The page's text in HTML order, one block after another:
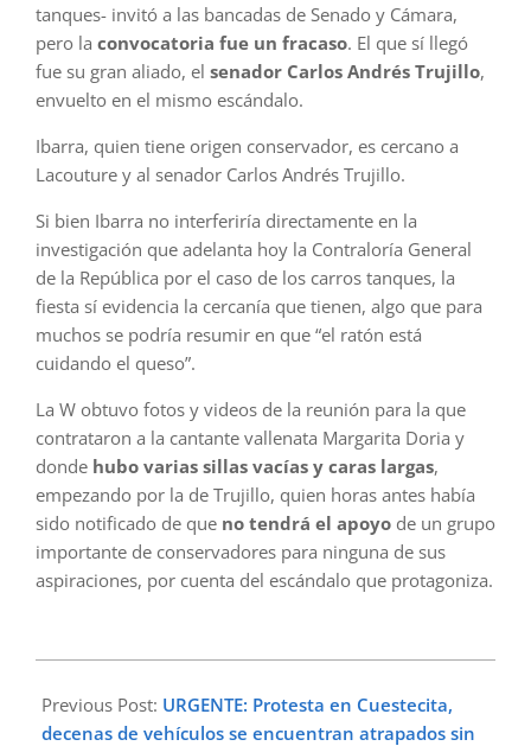
tanques- invitó a las bancadas de Senado y Cámara,
pero la convocatoria fue un fracaso. El que sí llegó
fue su gran aliado, el senador Carlos Andrés Trujillo,
envuelto en el mismo escándalo.
Ibarra, quien tiene origen conservador, es cercano a
Lacouture y al senador Carlos Andrés Trujillo.
Si bien Ibarra no interferiría directamente en la
investigación que adelanta hoy la Contraloría General
de la República por el caso de los carros tanques, la
fiesta sí evidencia la cercanía que tienen, algo que para
muchos se podría resumir en que “el ratón está
cuidando el queso”.
La W obtuvo fotos y videos de la reunión para la que
contrataron a la cantante vallenata Margarita Doria y
donde hubo varias sillas vacías y caras largas,
empezando por la de Trujillo, quien horas antes había
sido notificado de que no tendrá el apoyo de un grupo
importante de conservadores para ninguna de sus
aspiraciones, por cuenta del escándalo que protagoniza.
03-
19
Previous Post: URGENTE: Protesta en Cuestecita,
decenas de vehículos se encuentran atrapados sin